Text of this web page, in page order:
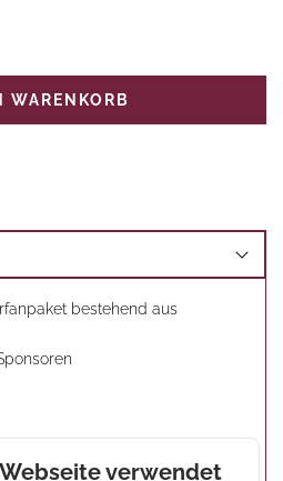
WARENKORB
bestehend aus
Firma Printlineverwendet